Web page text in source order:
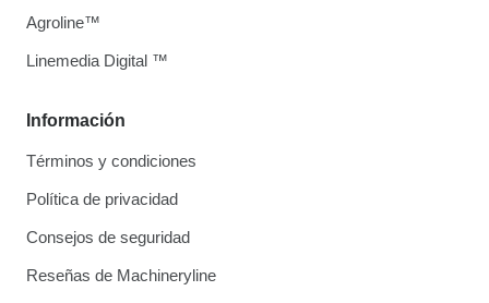
Información
Términos y condiciones
Política de privacidad
Consejos de seguridad
Reseñas de Machineryline
Agroline™
Linemedia Digital ™